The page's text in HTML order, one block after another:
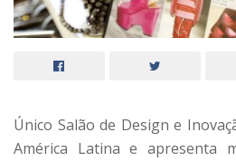
Único Salão de Design e
América Latina e apresenta